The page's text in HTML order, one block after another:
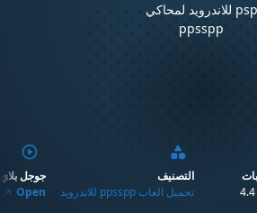
التصنيف
تحميل العاب ppsspp للاندرويد
جوجل بلاي
Open